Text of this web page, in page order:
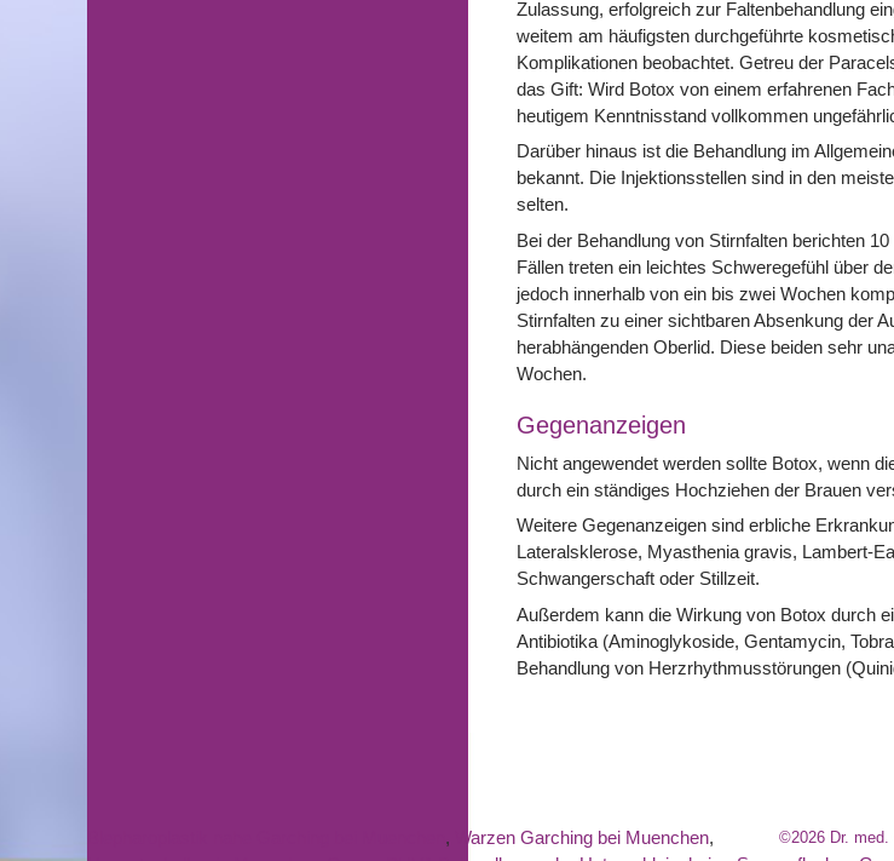
Zulassung, erfolgreich zur Faltenbehandlung
weitem am häufigsten durchgeführte
Komplikationen beobachtet. Getreu der
das Gift: Wird Botox von einem erfahrenen
heutigem Kenntnisstand vollkommen
Darüber hinaus ist die Behandlung im
bekannt. Die Injektionsstellen sind in den
selten.
Bei der Behandlung von Stirnfalten berichten
Fällen treten ein leichtes Schweregefühl über
jedoch innerhalb von ein bis zwei Wochen
Stirnfalten zu einer sichtbaren Absenkung der
herabhängenden Oberlid. Diese beiden sehr
Wochen.
Gegenanzeigen
Nicht angewendet werden sollte Botox, wenn
durch ein ständiges Hochziehen der Brauen
Weitere Gegenanzeigen sind erbliche
Lateralsklerose, Myasthenia gravis, Lambert-
Schwangerschaft oder Stillzeit.
Außerdem kann die Wirkung von Botox durch
Antibiotika (Aminoglykoside, Gentamycin,
Behandlung von Herzrhythmusstörungen
©2026 Dr.
, Warzen Garching bei Muenchen,